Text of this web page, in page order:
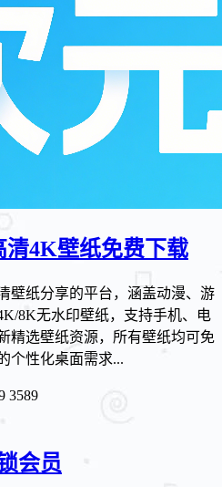
清4K壁纸免费下载
壁纸分享的平台，涵盖动漫、游
8K无水印壁纸，支持手机、电
精选壁纸资源，所有壁纸均可免
个性化桌面需求...
3589
会员